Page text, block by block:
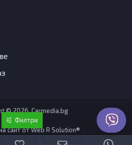
© 2026, Carmedia.bg
сайт от Web R Solution®
Филтри